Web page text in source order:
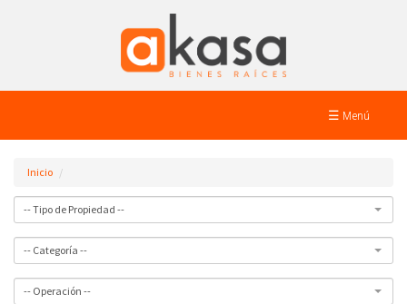
☰ Menú
Inicio
-- Tipo de Propiedad --
-- Categoría --
-- Operación --